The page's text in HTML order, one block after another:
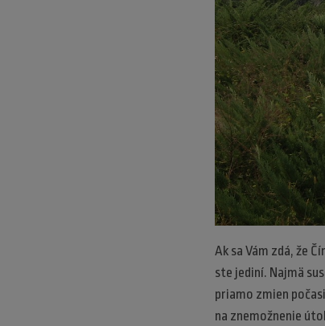
Ak sa Vám zdá, že
ste jediní. Najmä
priamo zmien
na znemožnenie